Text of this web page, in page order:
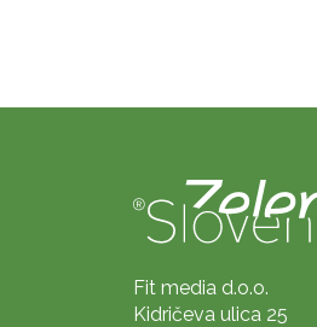
Fit media d.o.o.
Kidričeva ulica 25